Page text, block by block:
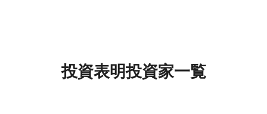
投資表明投資家一覧